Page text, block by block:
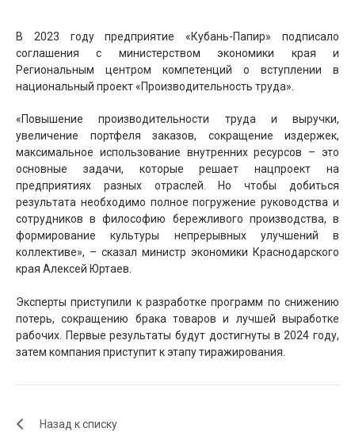
В 2023 году предприятие «Кубань-Папир» подписало
соглашения с министерством экономики края и
Региональным центром компетенций о вступлении в
национальный проект «Производительность труда».
«Повышение производительности труда и выручки,
увеличение портфеля заказов, сокращение издержек,
максимальное использование внутренних ресурсов – это
основные задачи, которые решает нацпроект на
предприятиях разных отраслей. Но чтобы добиться
результата необходимо полное погружение руководства и
сотрудников в философию бережливого производства, в
формирование культуры непрерывных улучшений в
коллективе», – сказал министр экономики Краснодарского
края Алексей Юртаев.
Эксперты приступили к разработке программ по снижению
потерь, сокращению брака товаров и лучшей выработке
рабочих. Первые результаты будут достигнуты в 2024 году,
затем компания приступит к этапу тиражирования.
Назад к списку